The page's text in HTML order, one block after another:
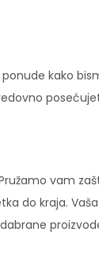
ponude kako
vam
do kraja.